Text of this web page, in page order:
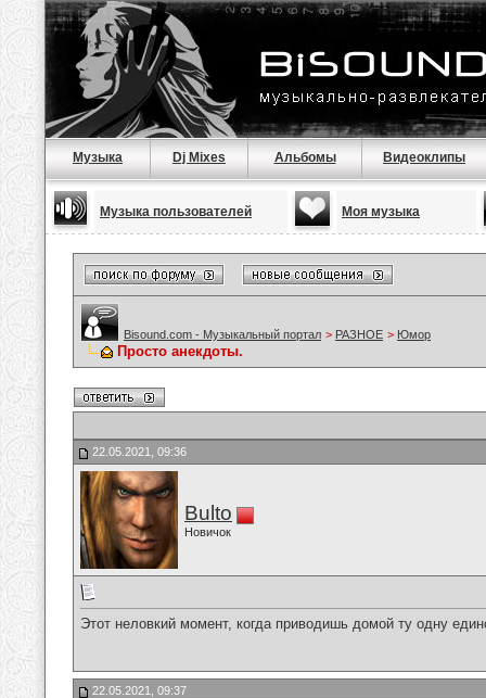
Музыка Dj Mixes Альбомы Видеоклипы
Музыка пользователей Моя музыка
Bisound.com - Музыкальный портал > РАЗНОЕ > Юмор
Просто анекдоты.
22.05.2021, 09:36
Bulto
Новичок
Этот неловкий момент, когда приводишь домой ту одну
22.05.2021, 09:37